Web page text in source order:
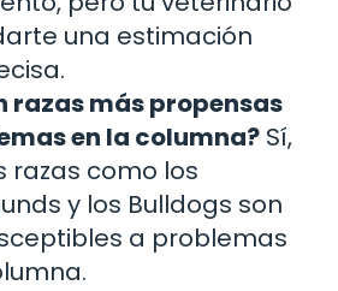
una estimación
razas más propensas
en la columna? Sí,
razas como los
y los Bulldogs son
a problemas